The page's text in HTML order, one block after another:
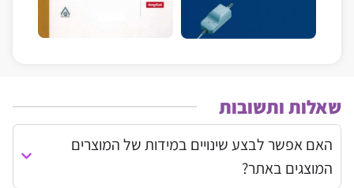
שאלות ותשובות
האם אפשר לבצע שינויים במידות של המוצרים
המוצגים באתר?